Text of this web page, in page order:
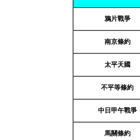
鴉片戰爭
南京條約
太平天國
不平等條約
中日甲午戰爭
馬關條約